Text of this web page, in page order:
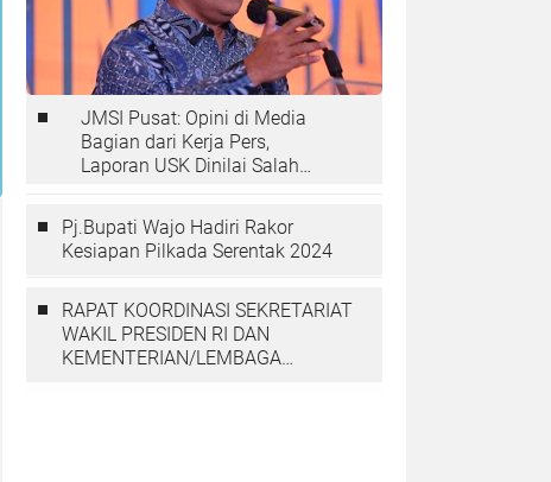
JMSI Pusat: Opini di Media
Bagian dari Kerja Pers,
Laporan USK Dinilai Salah
Pj.Bupati Wajo Hadiri Rakor
Kesiapan Pilkada Serentak 2024
RAPAT KOORDINASI SEKRETARIAT
WAKIL PRESIDEN RI DAN
KEMENTERIAN/LEMBAGA